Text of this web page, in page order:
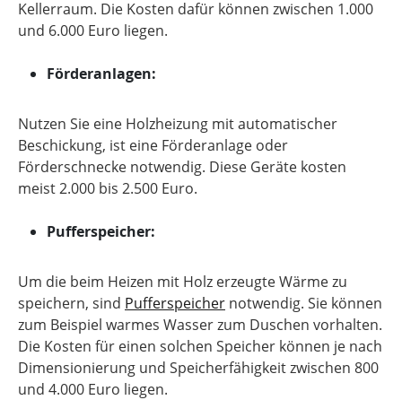
Kellerraum. Die Kosten dafür können zwischen 1.000
und 6.000 Euro liegen.
Förderanlagen:
Nutzen Sie eine Holzheizung mit automatischer
Beschickung, ist eine Förderanlage oder
Förderschnecke notwendig. Diese Geräte kosten
meist 2.000 bis 2.500 Euro.
Pufferspeicher:
Um die beim Heizen mit Holz erzeugte Wärme zu
speichern, sind Pufferspeicher notwendig. Sie können
zum Beispiel warmes Wasser zum Duschen vorhalten.
Die Kosten für einen solchen Speicher können je nach
Dimensionierung und Speicherfähigkeit zwischen 800
und 4.000 Euro liegen.